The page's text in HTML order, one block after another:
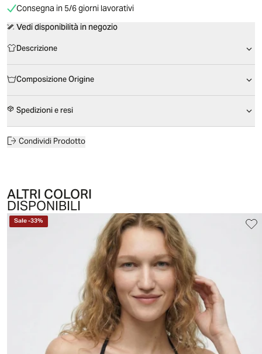
Consegna in 5/6 giorni lavorativi
Vedi disponibilità in negozio
Descrizione
Composizione Origine
Spedizioni e resi
Condividi Prodotto
ALTRI COLORI
DISPONIBILI
Sale-33%